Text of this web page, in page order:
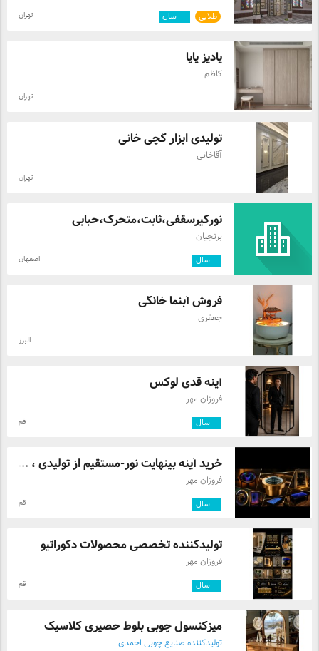
همین خط ✔تلگرام ✔روبیکا ✔ایتا ✔بله ✔سروش ✔در
صورت تمایل به ارتباط از طریق آیدی ✔همه با آیدی
طلایی سال تهران
پادیز پایا
کاظم
تهران
تولیدی ابزار گچی خانی
آقاخانی
تهران
نورگیرسقفی،ثابت،متحرک،حبابی
برنجیان
سال اصفهان
فروش آبنما خانگی
جعفری
البرز
آینه قدی لوکس
فروزان مهر
سال قم
خرید آینه بینهایت نور-مستقیم از تولیدی ، ...
فروزان مهر
سال قم
تولیدکننده تخصصی محصولات دکوراتیو
فروزان مهر
سال قم
میزکنسول چوبی بلوط حصیری کلاسیک
تولیدکننده صنایع چوبی احمدی